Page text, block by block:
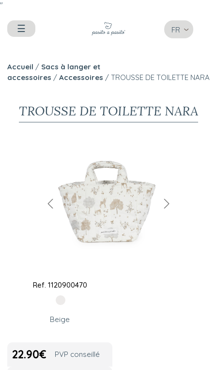
"
☰ FR
Accueil / Sacs à langer et
accessoires / Accessoires / TROUSSE DE TOILETTE NARA
TROUSSE DE TOILETTE NARA
Ref. 1120900470
Beige
22.90€ PVP conseillé